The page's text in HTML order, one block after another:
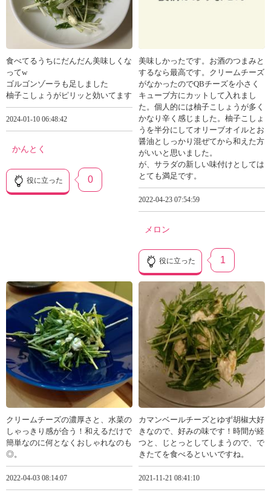
食べてるうちにだんだん美味しくな
ってw
ゴルゴンゾーラも足しました
柚子こしょうがピリッと効いてます
2024-01-10 06:48:42
かんとく
役に立った 0
美味しかったです。お酒のつまみと
するなら最高です。クリームチーズ
がなかったのでQBチーズを小さく
キューブ方にカットして入れまし
た。個人的には柚子こしょうが多く
かなり辛く感じました。柚子こしょ
うを半分にしてオリーブオイルとお
醤油としっかり混ぜてから和えた方
がいいと思いました。
が、サラダの新しい味付けとしては
とても満足です。
2022-04-23 07:54:59
メロン
役に立った 1
クリームチーズの濃厚さと、水菜の
しゃっきり感が合う！和えるだけで
簡単なのに何となくおしゃれなのも
◎。
2022-04-03 08:14:07
カマンベールチーズとゆず胡椒大好
きなので、好みの味です！時間が経
つと、じとっとしてしまうので、で
きたてを食べるといいですね。
2021-11-21 08:41:10